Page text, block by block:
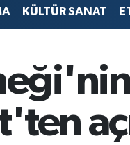
KÜLTÜR SANAT